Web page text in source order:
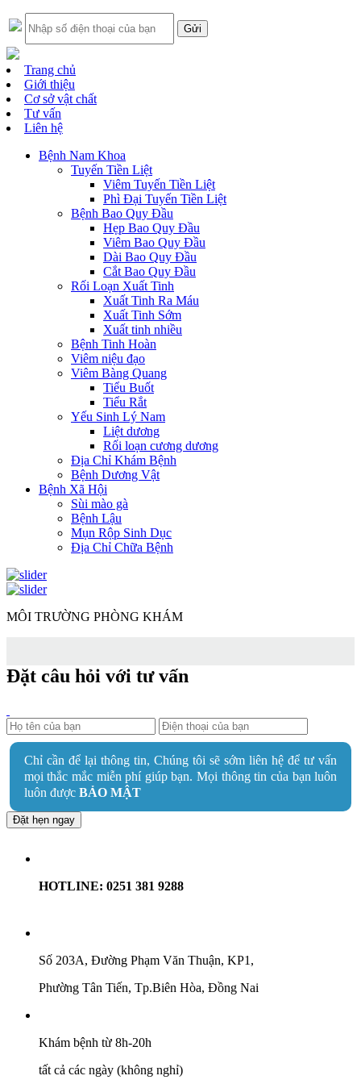
Trang chủ
Giới thiệu
Cơ sở vật chất
Tư vấn
Liên hệ
Bệnh Nam Khoa
Tuyến Tiền Liệt
Viêm Tuyến Tiền Liệt
Phì Đại Tuyến Tiền Liệt
Bệnh Bao Quy Đầu
Hẹp Bao Quy Đầu
Viêm Bao Quy Đầu
Dài Bao Quy Đầu
Cắt Bao Quy Đầu
Rối Loạn Xuất Tinh
Xuất Tinh Ra Máu
Xuất Tinh Sớm
Xuất tinh nhiều
Bệnh Tinh Hoàn
Viêm niệu đạo
Viêm Bàng Quang
Tiểu Buốt
Tiểu Rắt
Yếu Sinh Lý Nam
Liệt dương
Rối loạn cương dương
Địa Chỉ Khám Bệnh
Bệnh Dương Vật
Bệnh Xã Hội
Sùi mào gà
Bệnh Lậu
Mụn Rộp Sinh Dục
Địa Chỉ Chữa Bệnh
MÔI TRƯỜNG PHÒNG KHÁM
Đặt câu hỏi với tư vấn
Chỉ cần để lại thông tin, Chúng tôi sẽ sớm liên hệ để tư vấn
mọi thắc mắc miễn phí giúp bạn. Mọi thông tin của bạn luôn
luôn được BẢO MẬT
Đặt hẹn ngay
HOTLINE: 0251 381 9288
Số 203A, Đường Phạm Văn Thuận, KP1,
Phường Tân Tiến, Tp.Biên Hòa, Đồng Nai
Khám bệnh từ 8h-20h
tất cả các ngày (không nghỉ)